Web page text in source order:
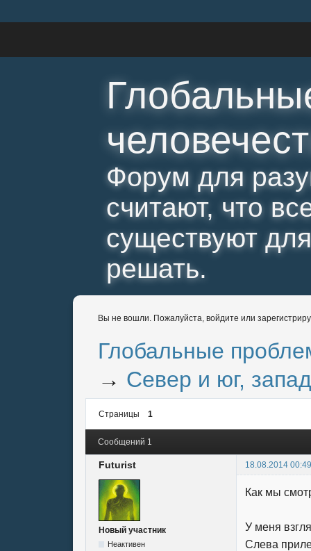
Форум для
считают, что
существуют
решать.
Вы не вошли. Пожалуйста, войдите или
Глобальные
→ Север и юг,
Страницы 1
Сообщений 1
Futurist 18.08.2014
Новый участник
Неактивен
Как мы
У меня
Слева